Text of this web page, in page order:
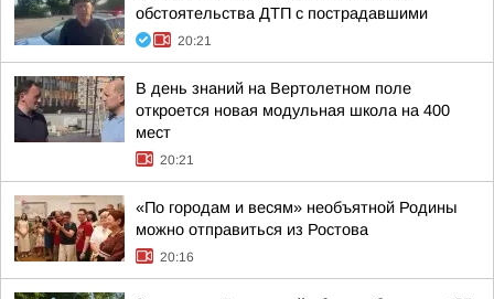
обстоятельства ДТП с пострадавшими
20:21
В день знаний на Вертолетном поле
откроется новая модульная школа на 400
мест
20:21
«По городам и весям» необъятной Родины
можно отправиться из Ростова
20:16